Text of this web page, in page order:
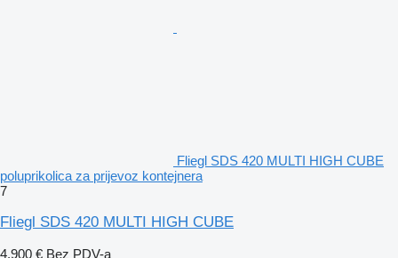
Fliegl SDS 420 MULTI HIGH CUBE
poluprikolica za prijevoz kontejnera
7
Fliegl SDS 420 MULTI HIGH CUBE
4.900 € Bez PDV-a